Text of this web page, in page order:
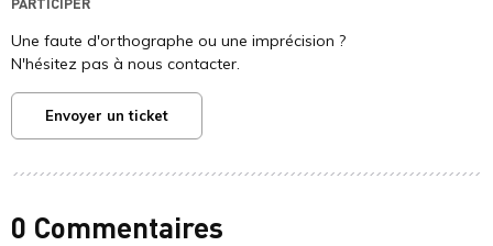
Une faute d'orthographe ou une imprécision ?
N'hésitez pas à nous contacter.
Envoyer un ticket
0 Commentaires